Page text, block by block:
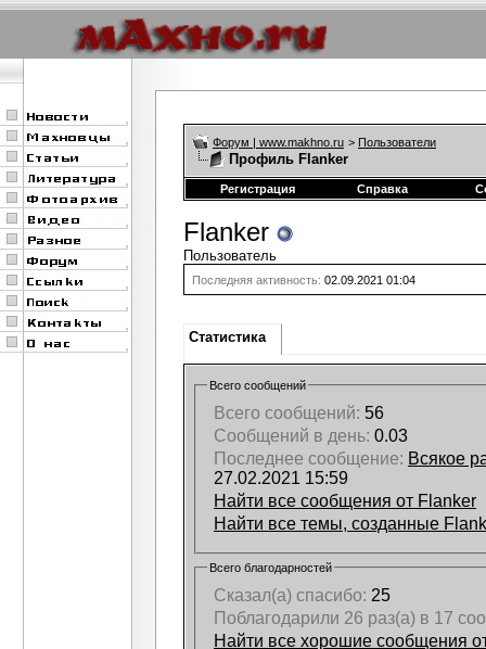
Форум | www.makhno.ru > Пользователи
Профиль Flanker
Регистрация Справка
Flanker
Пользователь
Последняя активность: 02.09.2021 01:04
Статистика
Всего сообщений
Всего сообщений: 56
Сообщений в день: 0.03
Последнее сообщение: Всякое
27.02.2021 15:59
Найти все сообщения от Flanker
Найти все темы, созданные
Всего благодарностей
Сказал(а) спасибо: 25
Поблагодарили 26 раз(а) в 17
Найти все хорошие сообщения